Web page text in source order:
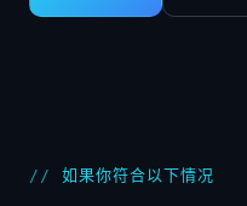
如果你符合以下情况